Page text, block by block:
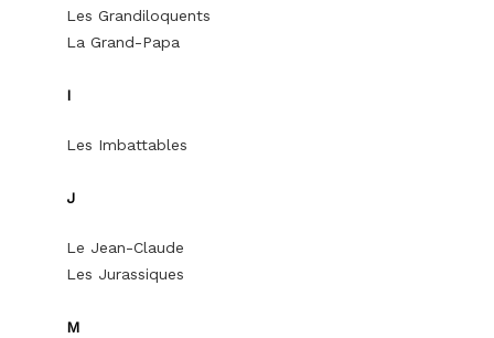
Les Grandiloquents
La Grand-Papa
I
Les Imbattables
J
Le Jean-Claude
Les Jurassiques
M